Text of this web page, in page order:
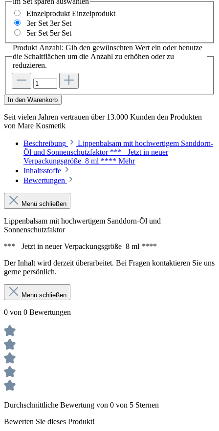
Einzelprodukt Einzelprodukt
3er Set 3er Set
5er Set 5er Set
Produkt Anzahl: Gib den gewünschten Wert ein oder benutze
die Schaltflächen um die Anzahl zu erhöhen oder zu
reduzieren.
In den Warenkorb
Seit vielen Jahren vertrauen über 13.000 Kunden den Produkten
von Mare Kosmetik
Beschreibung
Lippenbalsam mit hochwertigem Sanddorn-
Öl und Sonnenschutzfaktor *** Jetzt in neuer
Verpackungsgröße 8 ml **** Mehr
Inhaltsstoffe
Bewertungen
Menü schließen
Lippenbalsam mit hochwertigem Sanddorn-Öl und
Sonnenschutzfaktor
*** Jetzt in neuer Verpackungsgröße 8 ml ****
Der Inhalt wird derzeit überarbeitet. Bei Fragen kontaktieren Sie uns
gerne persönlich.
Menü schließen
0 von 0 Bewertungen
Durchschnittliche Bewertung von 0 von 5 Sternen
Bewerten Sie dieses Produkt!